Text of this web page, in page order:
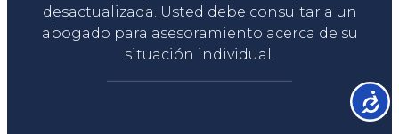
desactualizada. Usted debe consultar a un
abogado para asesoramiento acerca de su
situación individual.